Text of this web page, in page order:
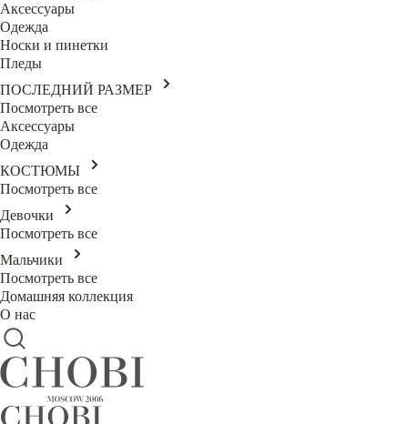
Аксессуары
Одежда
Носки и пинетки
Пледы
ПОСЛЕДНИЙ РАЗМЕР
Посмотреть все
Аксессуары
Одежда
КОСТЮМЫ
Посмотреть все
Девочки
Посмотреть все
Мальчики
Посмотреть все
Домашняя коллекция
О нас